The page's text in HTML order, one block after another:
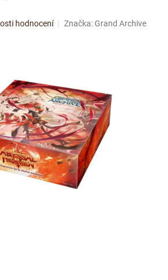
hodnocení Značka: Grand Archive